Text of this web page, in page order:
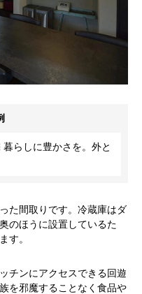
らしに豊かさを。外と
た間取りです。冷蔵庫はダ
のほうに設置しているた
す。
チンにアクセスできる回遊
を邪魔することなく食品や